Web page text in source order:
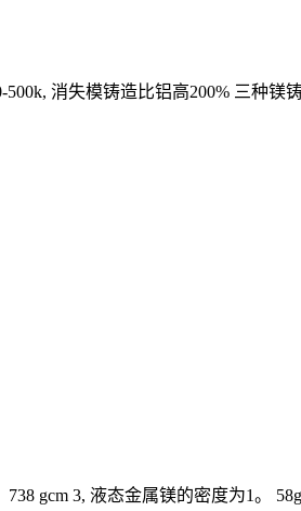
消失模铸造比铝高200% 三种
gcm 3, 液态金属镁的密度为1。